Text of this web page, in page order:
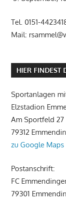
Tel. 0151-
Mail:
HIER FINDEST
Sportanlagen
Elzstadion
Am Sportfeld 27
79312
zu Google Maps
Postanschrift:
FC
79301